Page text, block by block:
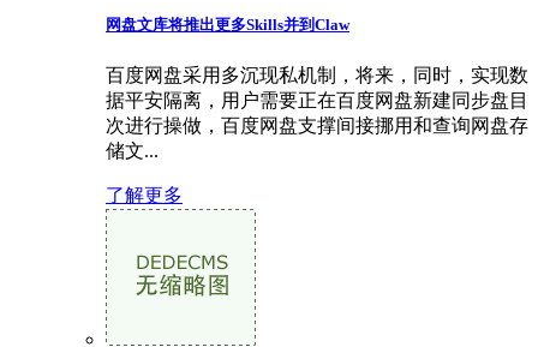
网盘文库将推出更多Skills并到Claw
百度网盘采用多沉现私机制，将来，同时，实现数
据平安隔离，用户需要正在百度网盘新建同步盘目
次进行操做，百度网盘支撑间接挪用和查询网盘存
储文...
了解更多